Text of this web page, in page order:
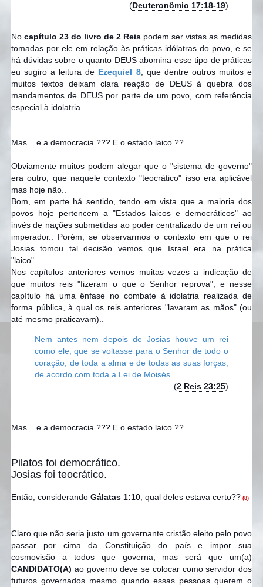
(Deuteronômio 17:18-19)
No capítulo 23 do livro de 2 Reis podem ser vistas as medidas
tomadas por ele em relação às práticas idólatras do povo, e se
há dúvidas sobre o quanto DEUS abomina esse tipo de práticas
eu sugiro a leitura de Ezequiel 8, que dentre outros muitos e
muitos textos deixam clara reação de DEUS à quebra dos
mandamentos de DEUS por parte de um povo, com referência
especial à idolatria..
Mas... e a democracia ??? E o estado laico ??
Obviamente muitos podem alegar que o "sistema de governo"
era outro, que naquele contexto "teocrático" isso era aplicável
mas hoje não..
Bom, em parte há sentido, tendo em vista que a maioria dos
povos hoje pertencem a "Estados laicos e democráticos" ao
invés de nações submetidas ao poder centralizado de um rei ou
imperador.. Porém, se observarmos o contexto em que o rei
Josias tomou tal decisão vemos que Israel era na prática
"laico"..
Nos capítulos anteriores vemos muitas vezes a indicação de
que muitos reis "fizeram o que o Senhor reprova", e nesse
capítulo há uma ênfase no combate à idolatria realizada de
forma pública, à qual os reis anteriores "lavaram as mãos" (ou
até mesmo praticavam)..
Nem antes nem depois de Josias houve um rei
como ele, que se voltasse para o Senhor de todo o
coração, de toda a alma e de todas as suas forças,
de acordo com toda a Lei de Moisés.
(2 Reis 23:25)
Mas... e a democracia ??? E o estado laico ??
Pilatos foi democrático.
Josias foi teocrático.
Então, considerando Gálatas 1:10 , qual deles estava certo?? (8)
Claro que não seria justo um governante cristão eleito pelo povo
passar por cima da Constituição do país e impor sua
cosmovisão a todos que governa, mas será que um(a)
CANDIDATO(A) ao governo deve se colocar como servidor dos
futuros governados mesmo quando essas pessoas querem o